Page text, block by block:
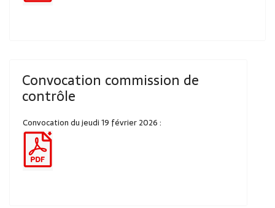
Convocation commission de
contrôle
Convocation du jeudi 19 février 2026 :